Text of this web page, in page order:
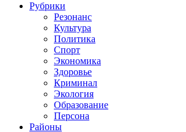
Рубрики
Резонанс
Культура
Политика
Спорт
Экономика
Здоровье
Криминал
Экология
Образование
Персона
Районы